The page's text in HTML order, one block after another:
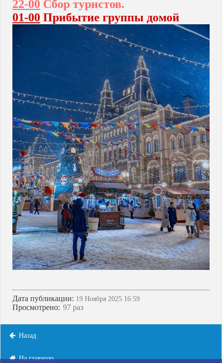
22-00 Сбор туристов.
01-00 Прибытие группы домой
Дата публикации: 19 Ноября 2025 16:59
Просмотрено: 97 раз
Назад
На главную